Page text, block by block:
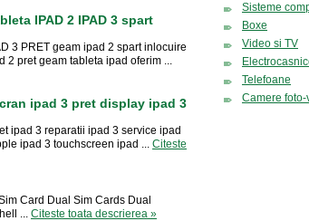
IPAD 2 IPAD 3 spart
3 PRET geam ipad 2 spart inlocuire
2 pret geam tableta ipad oferim ...
ipad 3 pret display ipad 3
ipad 3 reparatii ipad 3 service ipad
ipad 3 touchscreen ipad ... Citeste
Card Dual Sim Cards Dual
... Citeste toata descrierea »
Sisteme
Boxe
Video si TV
Telefoane
Camere